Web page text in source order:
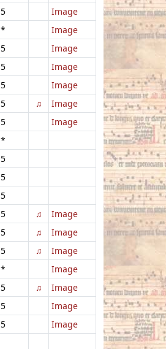
5
Image
*
Image
5
Image
5
Image
5
Image
5 ♫
Image
5
Image
*
5
5
5
5 ♫
Image
5 ♫
Image
5 ♫
Image
*
Image
5 ♫
Image
5
Image
5
Image